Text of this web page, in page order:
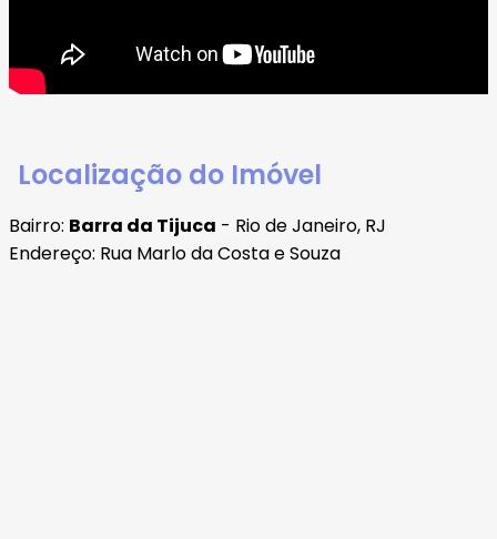
Localização do Imóvel
Bairro: Barra da Tijuca - Rio de Janeiro, RJ
Endereço: Rua Marlo da Costa e Souza